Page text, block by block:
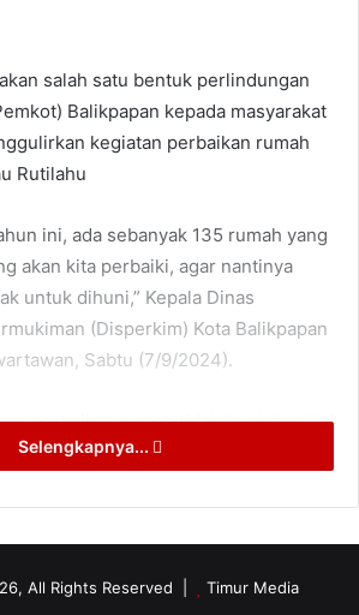
salah satu bentuk perlindungan
Balikpapan kepada masyarakat
kegiatan perbaikan rumah
Rutilahu
ini, ada sebanyak 135 rumah yang
akan kita perbaiki, agar nantinya
untuk dihuni,” Kepala Dinas
(Disperkim) Kota Balikpapan
Sabtu (7/9/2024).
perbaikan rumah tidak layak huni ini
waktu. Sehingga sebelum tahun 2025
tidak layak huni ini, menggunakan
Belanja Daerah (APBD) 2024.
Selengkapnya...
All Rights Reserved | Timur Media